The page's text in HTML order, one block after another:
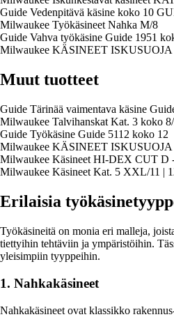
Guide Vedenpitävä käsine koko 10
Milwaukee Työkäsineet Nahka M/8
Guide Vahva työkäsine Guide 1951
Milwaukee KÄSINEET
Muut tuotteet
Guide Tärinää vaimentava käsine
Milwaukee Talvihanskat Kat. 3 koko
Guide Työkäsine Guide 5112 koko 12
Milwaukee KÄSINEET
Milwaukee Käsineet HI-DEX CUT D
Milwaukee Käsineet Kat. 5 XXL/11 |
Erilaisia
Työkäsineitä on monia eri malleja,
tiettyihin tehtäviin ja ympäristöihin.
yleisimpiin tyyppeihin.
1. Nahkakäsineet
Nahkakäsineet ovat klassikko